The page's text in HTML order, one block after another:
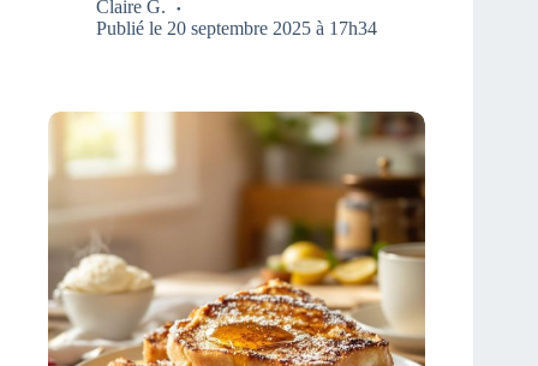
Claire G.
Publié le 20 septembre 2025 à 17h34